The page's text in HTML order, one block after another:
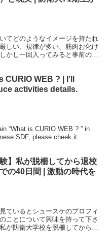
てどのようなイメージを持たれ
しい、規律が多い、筋肉お化け
かし一回入ってみると事前のイ
CURIO WEB ? | I’ll
activities details.
SDF, please cheek it.
験】私が脱柵してから退校
の40日間 | 激動の時代を
ているとシュースケのプロフィ
ことについて興味を持って下さ
が防衛大学校を脱柵してから退